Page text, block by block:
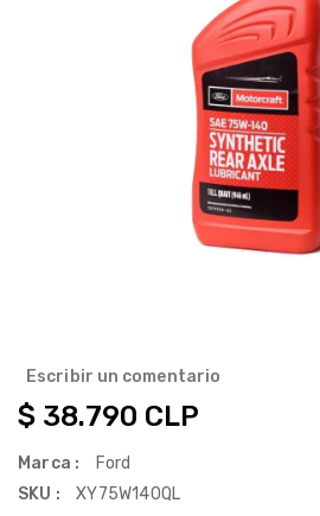
Escribir un comentario
Precio
$ 38.790 CLP
Marca :
Ford
SKU :
XY75W140QL